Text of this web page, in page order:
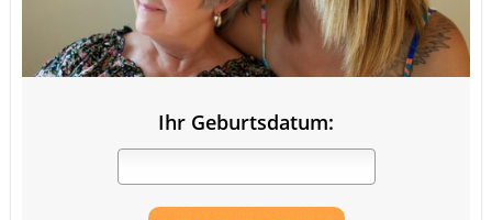
Ihr Geburtsdatum: